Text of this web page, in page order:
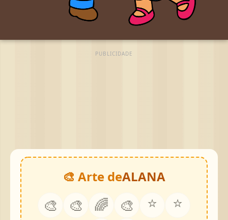
PUBLICIDADE
🎨 Arte deALANA
🎨 🎨 🌈 🎨 ⭐
⭐